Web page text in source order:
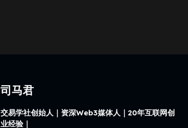
司马君
交易学社创始人｜资深Web3媒体人｜20年互联网创
业经验｜